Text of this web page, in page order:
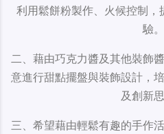
利用鬆餅粉製作、火候控制
驗。
二、藉由巧克力醬及其他裝飾
意進行甜點擺盤與裝飾設計，
及創新思
三、希望藉由輕鬆有趣的手作